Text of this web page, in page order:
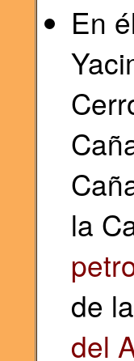
En
la
de
del